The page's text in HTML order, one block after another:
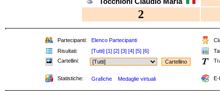
2
Partecipanti: Elenco Partecipanti
Risultati:
[Tutti] [1] [2] [3] [4] [5] [6]
Cartellini:
Statistiche: Grafiche Medaglie virtuali E-